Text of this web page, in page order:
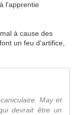
l'apprentie
à cause des
un feu d'artifice,
May et
devrait être un